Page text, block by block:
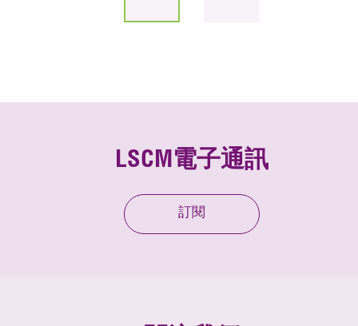
LSCM電子通訊
訂閱